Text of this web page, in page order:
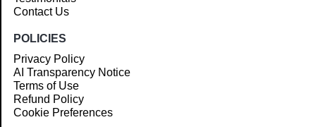
Contact Us
POLICIES
Privacy Policy
AI Transparency Notice
Terms of Use
Refund Policy
Cookie Preferences